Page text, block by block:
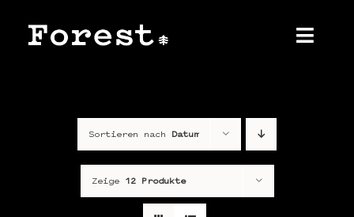
Inhalt
springen
Sortieren nach Datum
Zeige 12 Produkte